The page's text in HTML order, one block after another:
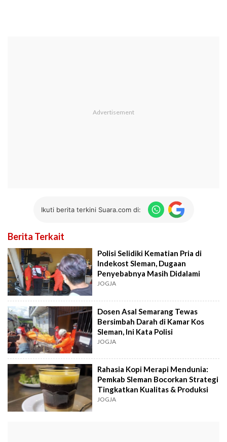
Ikuti berita terkini Suara.com di:
Berita Terkait
Polisi Selidiki Kematian Pria di
Indekost Sleman, Dugaan
Penyebabnya Masih Didalami
JOGJA
Dosen Asal Semarang Tewas
Bersimbah Darah di Kamar Kos
Sleman, Ini Kata Polisi
JOGJA
Rahasia Kopi Merapi Mendunia:
Pemkab Sleman Bocorkan Strategi
Tingkatkan Kualitas & Produksi
JOGJA